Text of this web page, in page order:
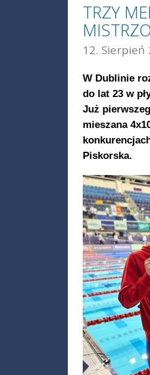
TRZY
12. Sierpień
W Dublinie
do lat 23 w
Już
mieszana
Piskorska.